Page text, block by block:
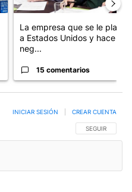
La empresa que se le plantó
a Estados Unidos y hace
neg...
15 comentarios
SIGA ESTA
SEGUIR
INICIAR SESIÓN CREAR CUENTA